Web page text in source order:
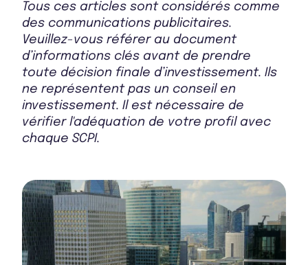
Tous ces articles sont considérés comme
des communications publicitaires.
Veuillez-vous référer au document
d’informations clés avant de prendre
toute décision finale d’investissement. Ils
ne représentent pas un conseil en
investissement. Il est nécessaire de
vérifier l'adéquation de votre profil avec
chaque SCPI.